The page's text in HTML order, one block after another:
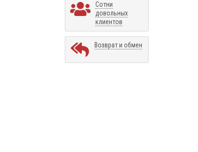
Сотни
довольных
клиентов
Возврат и обмен